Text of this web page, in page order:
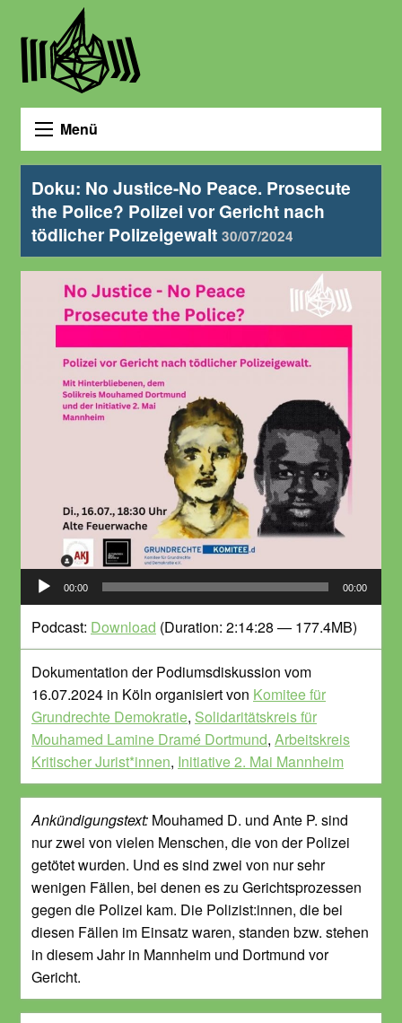
Menü
Doku: No Justice-No Peace. Prosecute
the Police? Polizei vor Gericht nach
tödlicher Polizeigewalt 30/07/2024
Audio-
Player
00:00 00:00
Podcast: Download (Duration: 2:14:28 — 177.4MB)
Dokumentation der Podiumsdiskussion vom
16.07.2024 in Köln organisiert von Komitee für
Grundrechte Demokratie, Solidaritätskreis für
Mouhamed Lamine Dramé Dortmund, Arbeitskreis
Kritischer Jurist*innen, Initiative 2. Mai Mannheim
Ankündigungstext: Mouhamed D. und Ante P. sind
nur zwei von vielen Menschen, die von der Polizei
getötet wurden. Und es sind zwei von nur sehr
wenigen Fällen, bei denen es zu Gerichtsprozessen
gegen die Polizei kam. Die Polizist:innen, die bei
diesen Fällen im Einsatz waren, standen bzw. stehen
in diesem Jahr in Mannheim und Dortmund vor
Gericht.